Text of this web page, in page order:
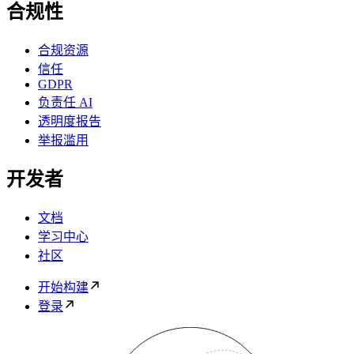
合规性
合规资源
信任
GDPR
负责任 AI
透明度报告
举报滥用
开发者
文档
学习中心
社区
开始构建
登录